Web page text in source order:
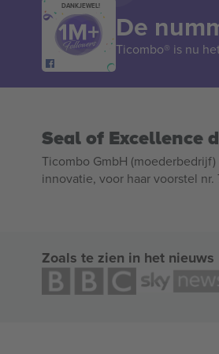
DANKJEWEL!
De
Ticombo® is nu
Seal of Excellence
Ticombo GmbH
innovatie, voor haar voorstel nr.
Zoals te zien in het nieuws